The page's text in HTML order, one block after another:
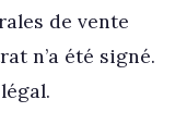
de vente
n’a été signé.